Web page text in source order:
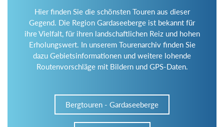
Hier finden Sie die schönsten Touren aus dieser
Gegend. Die Region Gardaseeberge ist bekannt für
ihre Vielfalt, für ihren landschaftlichen Reiz und hohen
Erholungswert. In unserem Tourenarchiv finden Sie
dazu Gebietsinformationen und weitere lohende
Routenvorschläge mit Bildern und GPS-Daten.
Bergtouren - Gardaseeberge